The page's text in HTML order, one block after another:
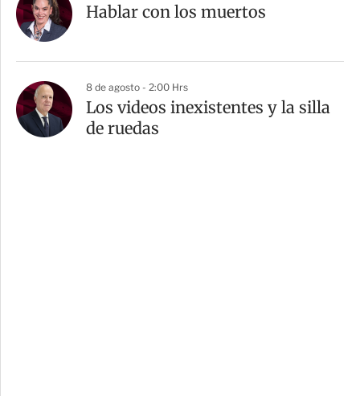
Hablar con los muertos
8 de agosto - 2:00 Hrs
Los videos inexistentes y la silla
de ruedas